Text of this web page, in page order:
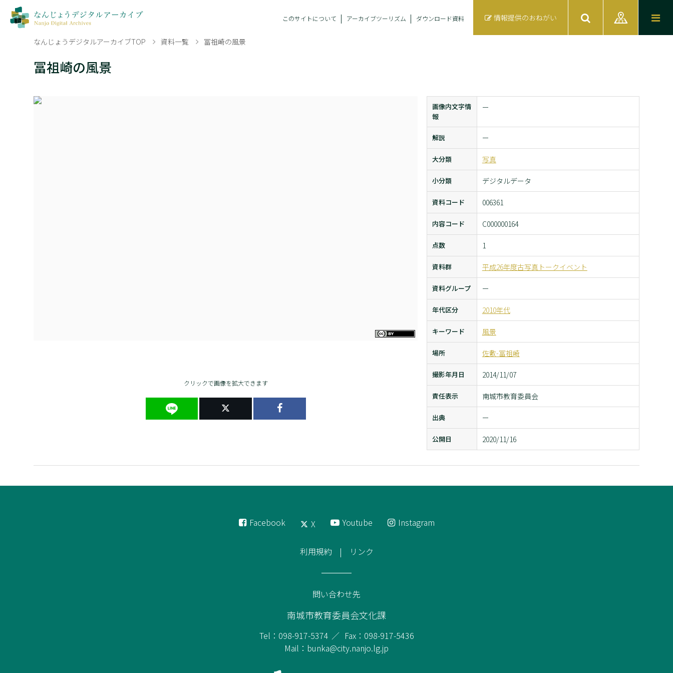
このサイトについて アーカイブツーリズム ダウンロード資料 情報提供のおねがい
なんじょうデジタルアーカイブTOP 資料一覧 冨祖崎の風景
冨祖崎の風景
クリックで画像を拡大できます
画像内文字情
報
ー
解説 ー
大分類 写真
小分類 デジタルデータ
資料コード 006361
内容コード C000000164
点数 1
資料群 平成26年度古写真トークイベント
資料グループ ー
年代区分 2010年代
キーワード 風景
場所 佐敷-冨祖崎
撮影年月日 2014/11/07
責任表示 南城市教育委員会
出典 ー
公開日 2020/11/16
Facebook X Youtube Instagram
利用規約 リンク
問い合わせ先
南城市教育委員会文化課
Tel：098-917-5374
Fax：098-917-5436
Mail：bunka@city.nanjo.lg.jp